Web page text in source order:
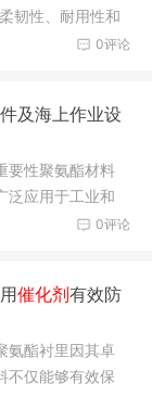
韧性、耐用性和
0评论
及海上作业设
要性聚氨酯材料
泛应用于工业和
0评论
催化剂有效防
氨酯衬里因其卓
不仅能够有效保